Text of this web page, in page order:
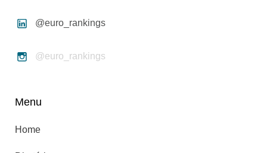
@euro_rankings
@euro_rankings
Menu
Home